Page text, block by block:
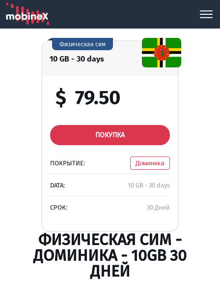
10 GB - 30 days
Физическая сим
$ 79.50
ПОКУПКА
ПОКРЫТИЕ: Доминика
DATA: 10 GB - 30 days
СРОК: 30 Дней
ФИЗИЧЕСКАЯ СИМ -
ДОМИНИКА - 10GB 30
ДНЕЙ